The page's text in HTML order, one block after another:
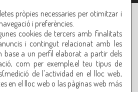
pròpies necessaries per otimitzar i
i preferències.
cookies de tercers amb finalitats
i contingut relacionat amb les
base a un perfil elaborat a partir dels
com per exemple,el teu tipus de
de l'actividad en el lloc web,
en el lloc web o las pàginas web más
1 2